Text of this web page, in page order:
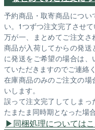
予約商品・取寄商品につい
い。1つずつ注文完了させ
万が一、まとめてご注文
商品が入荷してからの発
に発送をご希望の場合は
ていただきますのでご連絡
在庫商品のみのご注文の
いします。
誤って注文完了してしま
たまたま同時期となった場
同梱処理については